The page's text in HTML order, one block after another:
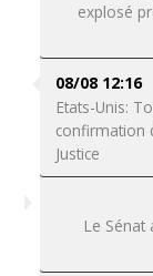
explosé
08/08 12:16
Etats-Unis:
confirmation
Justice
Le